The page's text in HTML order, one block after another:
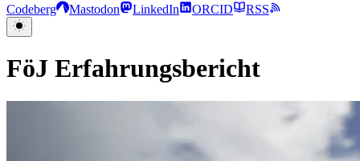
Codeberg Mastodon LinkedIn ORCID RSS
FöJ Erfahrungsbericht